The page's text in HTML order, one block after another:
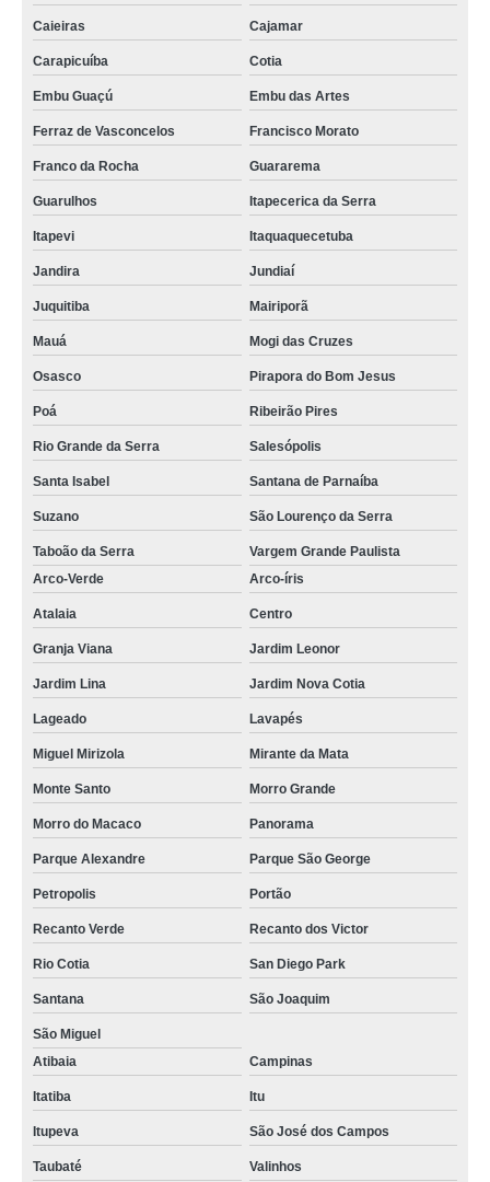
Caieiras Cajamar
Carapicuíba Cotia
Embu Guaçú Embu das Artes
Ferraz de Vasconcelos Francisco Morato
Franco da Rocha Guararema
Guarulhos Itapecerica da Serra
Itapevi Itaquaquecetuba
Jandira Jundiaí
Juquitiba Mairiporã
Mauá Mogi das Cruzes
Osasco Pirapora do Bom Jesus
Poá Ribeirão Pires
Rio Grande da Serra Salesópolis
Santa Isabel Santana de Parnaíba
Suzano São Lourenço da Serra
Taboão da Serra
Vargem Grande Paulista
Arco-Verde
Arco-íris
Atalaia Centro
Granja Viana Jardim Leonor
Jardim Lina Jardim Nova Cotia
Lageado Lavapés
Miguel Mirizola Mirante da Mata
Monte Santo Morro Grande
Morro do Macaco Panorama
Parque Alexandre Parque São George
Petropolis Portão
Recanto Verde Recanto dos Victor
Rio Cotia San Diego Park
Santana São Joaquim
São Miguel
Atibaia
Campinas
Itatiba Itu
Itupeva São José dos Campos
Taubaté Valinhos